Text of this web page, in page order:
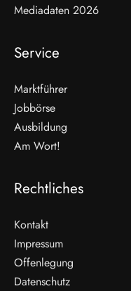
Mediadaten 2026
Service
Marktführer
Jobbörse
Ausbildung
Am Wort!
Rechtliches
Kontakt
Impressum
Offenlegung
Datenschutz